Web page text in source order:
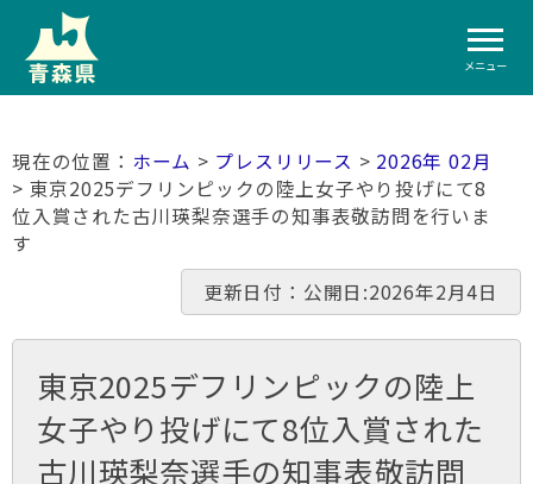
メニュー
ホーム > プレスリリース > 2026年 02月
> 東京2025デフリンピックの陸上女子やり投げにて8
位入賞された古川瑛梨奈選手の知事表敬訪問を行いま
す
更新日付：公開日:2026年2月4日
東京2025デフリンピックの陸上
女子やり投げにて8位入賞された
古川瑛梨奈選手の知事表敬訪問